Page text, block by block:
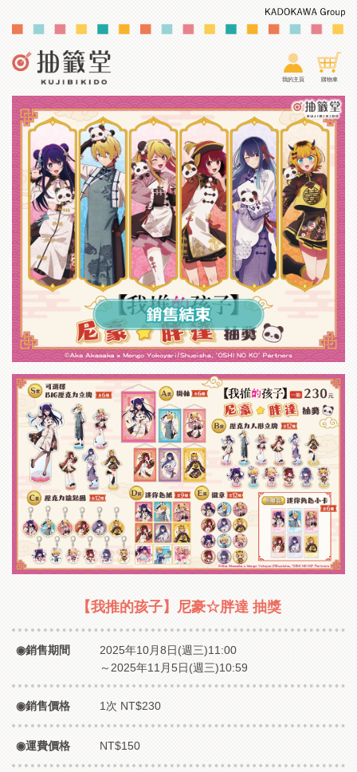
我的主頁 購物車
【我推的孩子】尼豪☆胖達 抽獎
銷售期間
2025年10月8日(週三)11:00
～2025年11月5日(週三)10:59
銷售價格 1次 NT$230
運費價格 NT$150